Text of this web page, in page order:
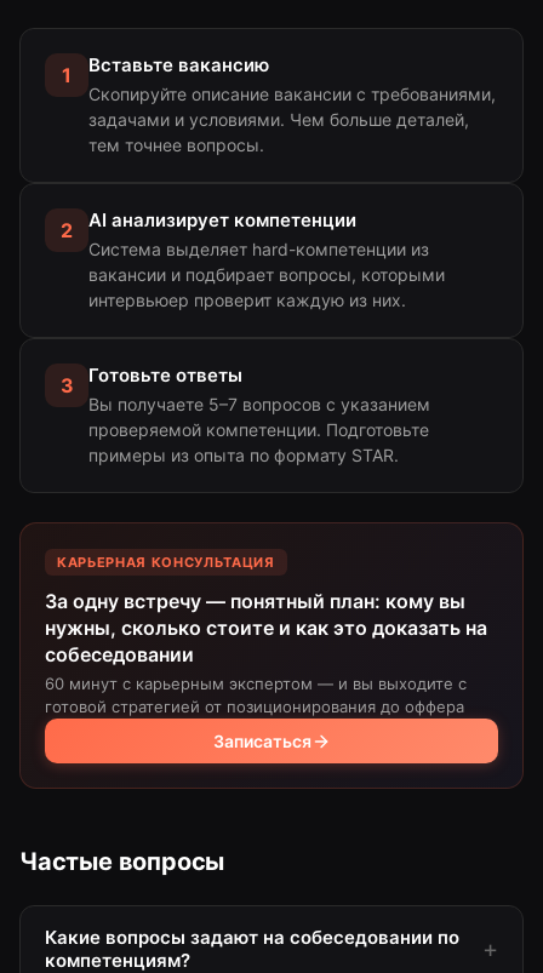
1 Вставьте вакансию
Скопируйте описание вакансии с требованиями,
задачами и условиями. Чем больше деталей,
тем точнее вопросы.
2 AI анализирует компетенции
Система выделяет hard-компетенции из
вакансии и подбирает вопросы, которыми
интервьюер проверит каждую из них.
3 Готовьте ответы
Вы получаете 5–7 вопросов с указанием
проверяемой компетенции. Подготовьте
примеры из опыта по формату STAR.
КАРЬЕРНАЯ КОНСУЛЬТАЦИЯ
За одну встречу — понятный план: кому вы
нужны, сколько стоите и как это доказать на
собеседовании
60 минут с карьерным экспертом — и вы выходите с
готовой стратегией от позиционирования до оффера
Записаться
Частые вопросы
Какие вопросы задают на собеседовании по
компетенциям?